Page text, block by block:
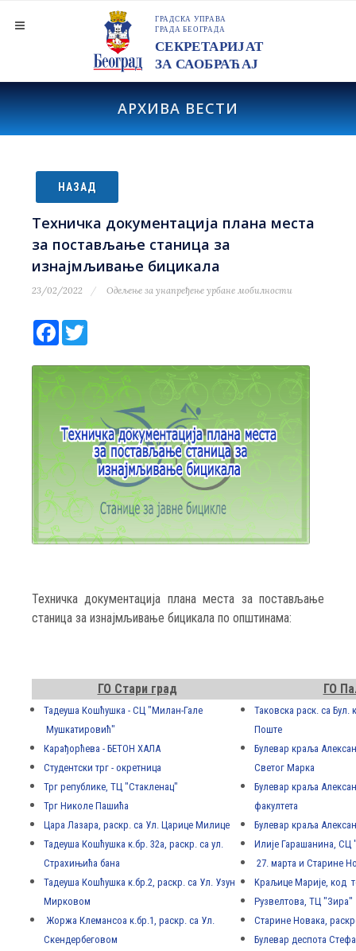
АРХИВА ВЕСТИ
НАЗАД
Техничка документација плана места
за постављање станица за
изнајмљивање бицикала
23/02/2022 Одељење за унапређење урбане мобилности
Facebook
Техничка документација плана места за постављање
станица за изнајмљивање бицикала по општинама:
ГО Стари град ГО
Тадеуша Кошћушка - СЦ "Милан-Гале
Мушкатировић"
Карађорћева - БЕТОН ХАЛА
Студентски трг - окретница
Трг републике, ТЦ "Стакленац"
Трг Николе Пашића
Цара Лазара, раскр. са Ул. Царице Милице
Тадеуша Кошћушка к.бр. 32а, раскр. са ул.
Страхињића бана
Тадеуша Кошћушка к.бр.2, раскр. са Ул. Узун
Мирковом
Жоржа Клемансоа к.бр.1, раскр. са Ул.
Скендербеговом
Таковска раск. са
Поште
Булевар краља
Светог Марка
Булевар краља
факултета
Булевар краља
Илије Гарашанина, СЦ
27. марта и Старине
Kраљице Марије, код
Рузвелтова, ТЦ "Зира"
Старине Новака,
Булевар деспота